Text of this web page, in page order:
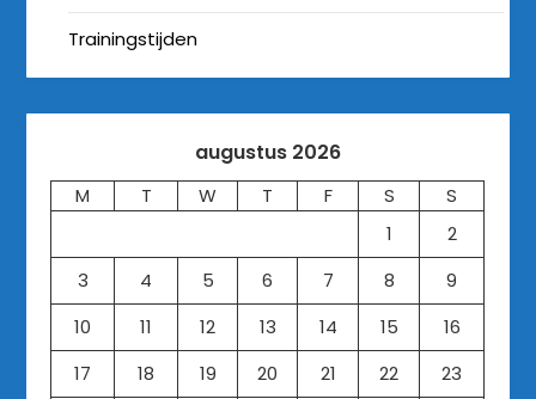
Trainingstijden
augustus 2026
M T W T F S
S
1
2
3
4 5 6 7 8
9
10
11 12 13 14 15
16
17
18 19 20 21 22
23